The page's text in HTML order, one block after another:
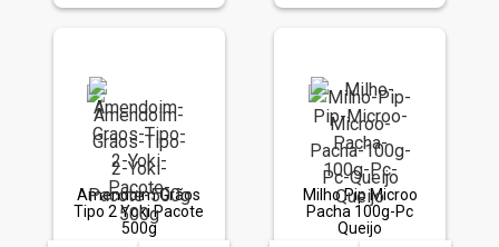
Amendoim Grãos
Tipo 2 Yoki Pacote
500g
Milho Pip Microo
Pacha 100g-Pc
Queijo